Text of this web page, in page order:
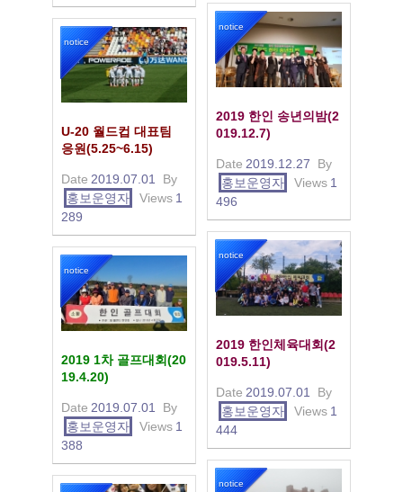
notice
2019 한인 송년의밤(2
019.12.7)
Date 2019.12.27
By
홍보운영자
Views 1
496
notice
U-20 월드컵 대표팀
응원(5.25~6.15)
Date 2019.07.01
By
홍보운영자
Views 1
289
notice
2019 한인체육대회(2
019.5.11)
Date 2019.07.01
By
홍보운영자
Views 1
444
notice
2019 1차 골프대회(20
19.4.20)
Date 2019.07.01
By
홍보운영자
Views 1
388
notice